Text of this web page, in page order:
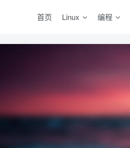
首页 Linux 编程